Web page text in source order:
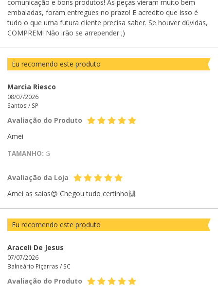
comunicação e bons produtos! As peças vieram muito bem
embaladas, foram entregues no prazo! E acredito que isso é
tudo o que uma futura cliente precisa saber. Se houver dúvidas,
COMPREM! Não irão se arrepender ;)
Eu recomendo este produto
Marcia Riesco
08/07/2026
Santos / SP
Avaliação do Produto
Amei
TAMANHO: G
Avaliação da Loja
Amei as saias😍 Chegou tudo certinho🙌
Eu recomendo este produto
Araceli De Jesus
07/07/2026
Balneário Piçarras / SC
Avaliação do Produto